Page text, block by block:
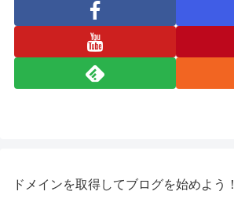
ドメインを取得してブログを始めよう！